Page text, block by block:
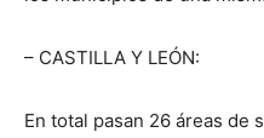
– CASTILLA Y LEÓN:
En total pasan 26 áreas de